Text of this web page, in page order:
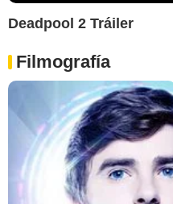
Deadpool 2 Tráiler
Filmografía